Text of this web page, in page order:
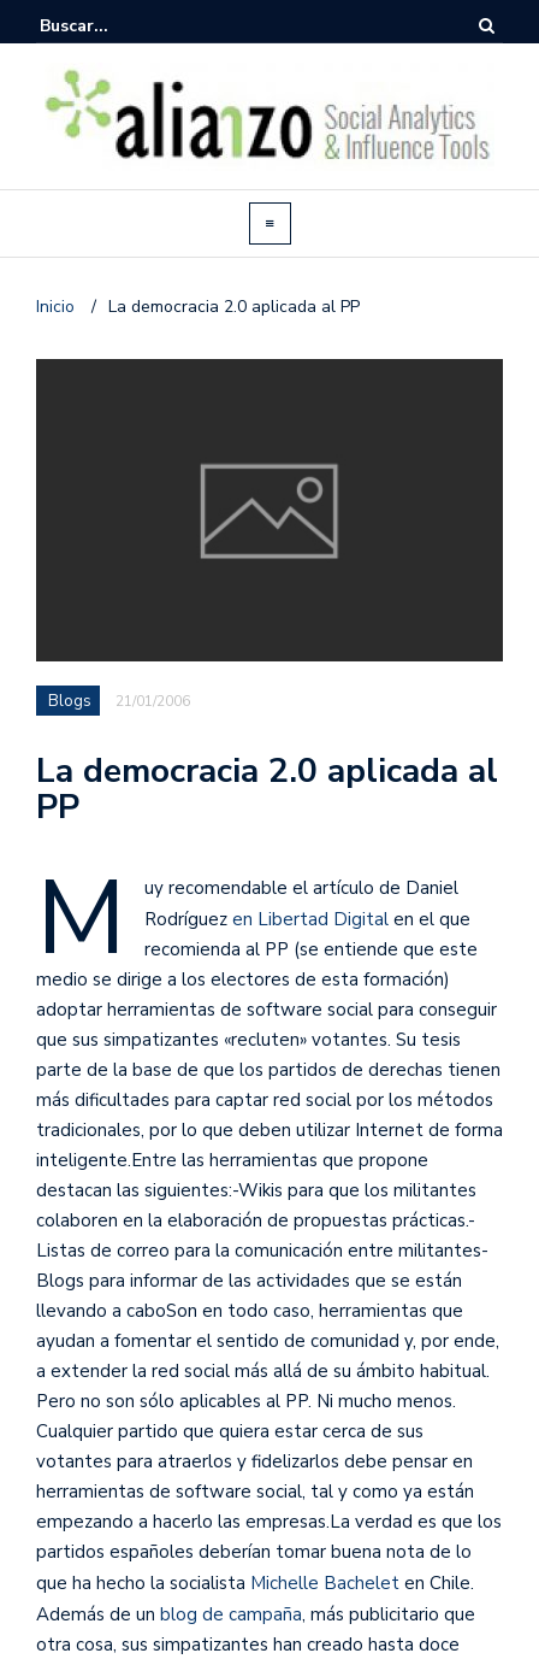
Inicio / La democracia 2.0 aplicada al PP
Blogs 21/01/2006
La democracia 2.0 aplicada al
PP
M
uy recomendable el artículo de Daniel
Rodríguez en Libertad Digital en el que
recomienda al PP (se entiende que este
medio se dirige a los electores de esta formación)
adoptar herramientas de software social para conseguir
que sus simpatizantes «recluten» votantes. Su tesis
parte de la base de que los partidos de derechas tienen
más dificultades para captar red social por los métodos
tradicionales, por lo que deben utilizar Internet de forma
inteligente.Entre las herramientas que propone
destacan las siguientes:-Wikis para que los militantes
colaboren en la elaboración de propuestas prácticas.-
Listas de correo para la comunicación entre militantes-
Blogs para informar de las actividades que se están
llevando a caboSon en todo caso, herramientas que
ayudan a fomentar el sentido de comunidad y, por ende,
a extender la red social más allá de su ámbito habitual.
Pero no son sólo aplicables al PP. Ni mucho menos.
Cualquier partido que quiera estar cerca de sus
votantes para atraerlos y fidelizarlos debe pensar en
herramientas de software social, tal y como ya están
empezando a hacerlo las empresas.La verdad es que los
partidos españoles deberían tomar buena nota de lo
que ha hecho la socialista Michelle Bachelet en Chile.
Además de un blog de campaña, más publicitario que
otra cosa, sus simpatizantes han creado hasta doce